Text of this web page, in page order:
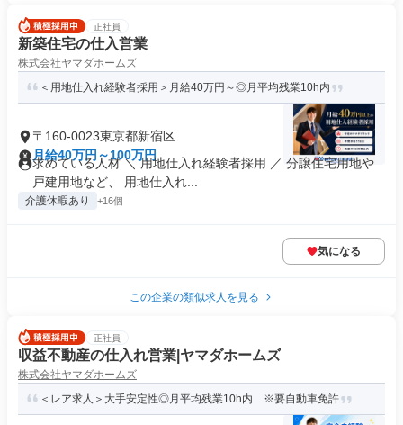
正社員
新築住宅の仕入営業
株式会社ヤマダホームズ
＜用地仕入れ経験者採用＞月給40万円～◎月平均残業10h内
〒160-0023東京都新宿区
月給40万円～100万円
求めている人材 ＼ 用地仕入れ経験者採用 ／ 分譲住宅用地や
戸建用地など、 用地仕入れ...
介護休暇あり +16個
気になる
この企業の類似求人を見る
正社員
収益不動産の仕入れ営業|ヤマダホームズ
株式会社ヤマダホームズ
＜レア求人＞大手安定性◎月平均残業10h内 ※要自動車免許